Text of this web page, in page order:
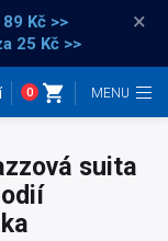
Kč >>
25 Kč >>
×
0
suita